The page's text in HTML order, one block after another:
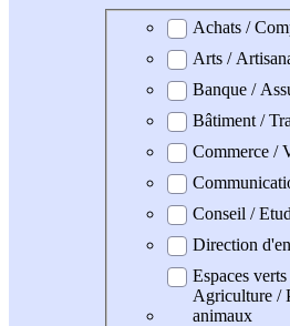
Domaine professionel
Achats /
Arts /
Banque /
Bâtiment /
Commerce /
Conseil /
Direction
Espaces
Agriculture /
animaux